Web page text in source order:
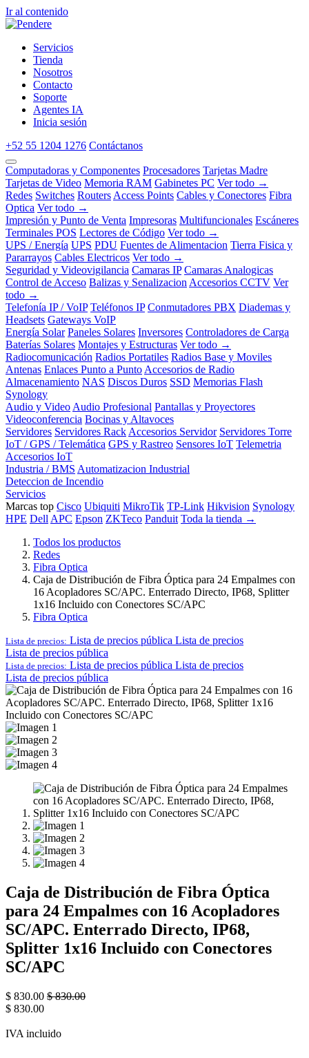
Ir al contenido
Servicios
Tienda
Nosotros
Contacto
Soporte
Agentes IA
Inicia sesión
+52 55 1204 1276 Contáctanos
Computadoras y Componentes Procesadores Tarjetas Madre
Tarjetas de Video Memoria RAM Gabinetes PC Ver todo →
Redes Switches Routers Access Points Cables y Conectores Fibra
Optica Ver todo →
Impresión y Punto de Venta Impresoras Multifuncionales Escáneres
Terminales POS Lectores de Código Ver todo →
UPS / Energía UPS PDU Fuentes de Alimentacion Tierra Fisica y
Pararrayos Cables Electricos Ver todo →
Seguridad y Videovigilancia Camaras IP Camaras Analogicas
Control de Acceso Balizas y Senalizacion Accesorios CCTV Ver
todo →
Telefonía IP / VoIP Teléfonos IP Conmutadores PBX Diademas y
Headsets Gateways VoIP
Energía Solar Paneles Solares Inversores Controladores de Carga
Baterías Solares Montajes y Estructuras Ver todo →
Radiocomunicación Radios Portatiles Radios Base y Moviles
Antenas Enlaces Punto a Punto Accesorios de Radio
Almacenamiento NAS Discos Duros SSD Memorias Flash
Synology
Audio y Video Audio Profesional Pantallas y Proyectores
Videoconferencia Bocinas y Altavoces
Servidores Servidores Rack Accesorios Servidor Servidores Torre
IoT / GPS / Telemática GPS y Rastreo Sensores IoT Telemetria
Accesorios IoT
Industria / BMS Automatizacion Industrial
Deteccion de Incendio
Servicios
Marcas top Cisco Ubiquiti MikroTik TP-Link Hikvision Synology
HPE Dell APC Epson ZKTeco Panduit Toda la tienda →
Todos los productos
Redes
Fibra Optica
Caja de Distribución de Fibra Óptica para 24 Empalmes con
16 Acopladores SC/APC. Enterrado Directo, IP68, Splitter
1x16 Incluido con Conectores SC/APC
Fibra Optica
Lista de precios: Lista de precios pública Lista de precios
Lista de precios pública
Lista de precios: Lista de precios pública Lista de precios
Lista de precios pública
Caja de Distribución de Fibra Óptica
para 24 Empalmes con 16 Acopladores
SC/APC. Enterrado Directo, IP68,
Splitter 1x16 Incluido con Conectores
SC/APC
$ 830.00 $830.00
$ 830.00
IVA incluido